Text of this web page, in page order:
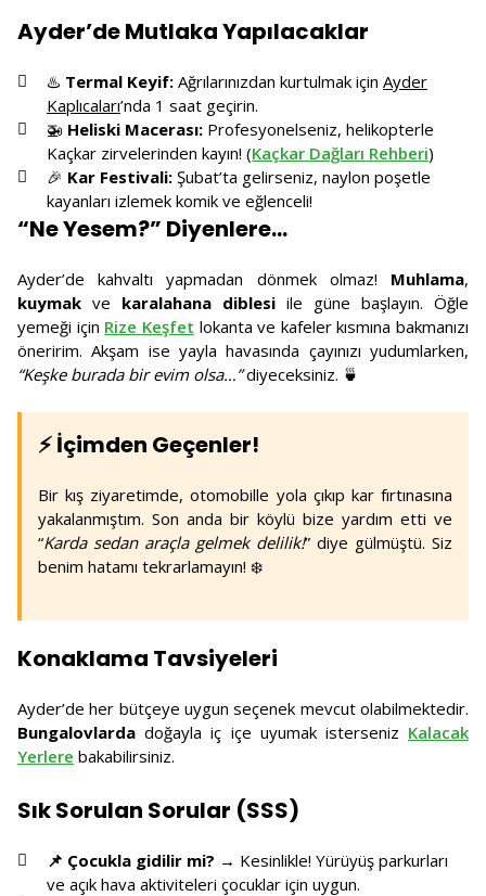
Ayder’de Mutlaka Yapılacaklar
♨️ Termal Keyif: Ağrılarınızdan kurtulmak için Ayder
Kaplıcaları’nda 1 saat geçirin.
🚁 Heliski Macerası: Profesyonelseniz, helikopterle
Kaçkar zirvelerinden kayın! (Kaçkar Dağları Rehberi)
🎉 Kar Festivali: Şubat’ta gelirseniz, naylon poşetle
kayanları izlemek komik ve eğlenceli!
“Ne Yesem?” Diyenlere...
Ayder’de kahvaltı yapmadan dönmek olmaz! Muhlama,
kuymak ve karalahana diblesi ile güne başlayın. Öğle
yemeği için Rize Keşfet lokanta ve kafeler kısmına bakmanızı
öneririm. Akşam ise yayla havasında çayınızı yudumlarken,
“Keşke burada bir evim olsa…”diyeceksiniz. 🍵
⚡ İçimden Geçenler!
Bir kış ziyaretimde, otomobille yola çıkıp kar fırtınasına
yakalanmıştım. Son anda bir köylü bize yardım etti ve
“Karda sedan araçla gelmek delilik!” diye gülmüştü. Siz
benim hatamı tekrarlamayın! ❄️
Konaklama Tavsiyeleri
Ayder’de her bütçeye uygun seçenek mevcut olabilmektedir.
Bungalovlarda doğayla iç içe uyumak isterseniz Kalacak
Yerlere bakabilirsiniz.
Sık Sorulan Sorular (SSS)
📌 Çocukla gidilir mi? → Kesinlikle! Yürüyüş parkurları
ve açık hava aktiviteleri çocuklar için uygun.